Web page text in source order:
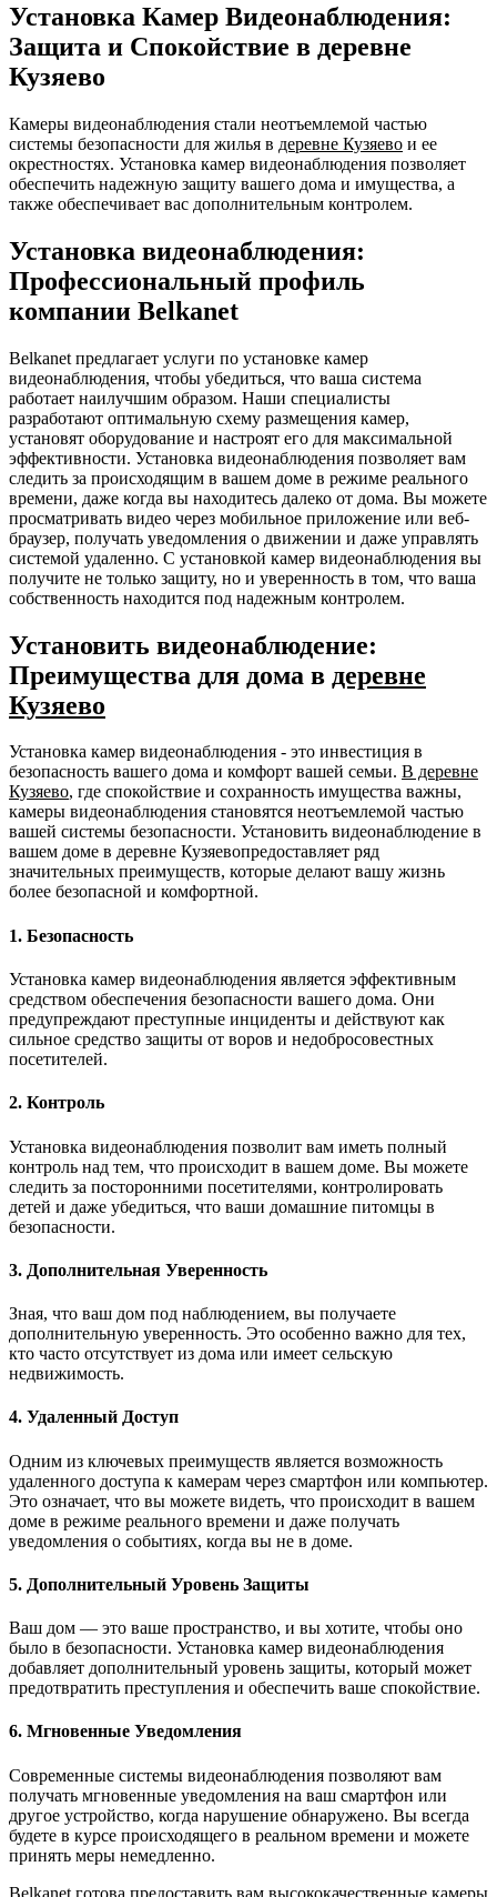
Установка Камер Видеонаблюдения:
Защита и Спокойствие в деревне
Кузяево
Камеры видеонаблюдения стали неотъемлемой частью
системы безопасности для жилья в деревне Кузяево и ее
окрестностях. Установка камер видеонаблюдения позволяет
обеспечить надежную защиту вашего дома и имущества, а
также обеспечивает вас дополнительным контролем.
Установка видеонаблюдения:
Профессиональный профиль
компании Belkanet
Belkanet предлагает услуги по установке камер
видеонаблюдения, чтобы убедиться, что ваша система
работает наилучшим образом. Наши специалисты
разработают оптимальную схему размещения камер,
установят оборудование и настроят его для максимальной
эффективности. Установка видеонаблюдения позволяет вам
следить за происходящим в вашем доме в режиме реального
времени, даже когда вы находитесь далеко от дома. Вы можете
просматривать видео через мобильное приложение или веб-
браузер, получать уведомления о движении и даже управлять
системой удаленно. С установкой камер видеонаблюдения вы
получите не только защиту, но и уверенность в том, что ваша
собственность находится под надежным контролем.
Установить видеонаблюдение:
Преимущества для дома в деревне
Кузяево
Установка камер видеонаблюдения - это инвестиция в
безопасность вашего дома и комфорт вашей семьи. В деревне
Кузяево, где спокойствие и сохранность имущества важны,
камеры видеонаблюдения становятся неотъемлемой частью
вашей системы безопасности. Установить видеонаблюдение в
вашем доме в деревне Кузяевопредоставляет ряд
значительных преимуществ, которые делают вашу жизнь
более безопасной и комфортной.
1. Безопасность
Установка камер видеонаблюдения является эффективным
средством обеспечения безопасности вашего дома. Они
предупреждают преступные инциденты и действуют как
сильное средство защиты от воров и недобросовестных
посетителей.
2. Контроль
Установка видеонаблюдения позволит вам иметь полный
контроль над тем, что происходит в вашем доме. Вы можете
следить за посторонними посетителями, контролировать
детей и даже убедиться, что ваши домашние питомцы в
безопасности.
3. Дополнительная Уверенность
Зная, что ваш дом под наблюдением, вы получаете
дополнительную уверенность. Это особенно важно для тех,
кто часто отсутствует из дома или имеет сельскую
недвижимость.
4. Удаленный Доступ
Одним из ключевых преимуществ является возможность
удаленного доступа к камерам через смартфон или компьютер.
Это означает, что вы можете видеть, что происходит в вашем
доме в режиме реального времени и даже получать
уведомления о событиях, когда вы не в доме.
5. Дополнительный Уровень Защиты
Ваш дом — это ваше пространство, и вы хотите, чтобы оно
было в безопасности. Установка камер видеонаблюдения
добавляет дополнительный уровень защиты, который может
предотвратить преступления и обеспечить ваше спокойствие.
6. Мгновенные Уведомления
Современные системы видеонаблюдения позволяют вам
получать мгновенные уведомления на ваш смартфон или
другое устройство, когда нарушение обнаружено. Вы всегда
будете в курсе происходящего в реальном времени и можете
принять меры немедленно.
Belkanet готова предоставить вам высококачественные камеры